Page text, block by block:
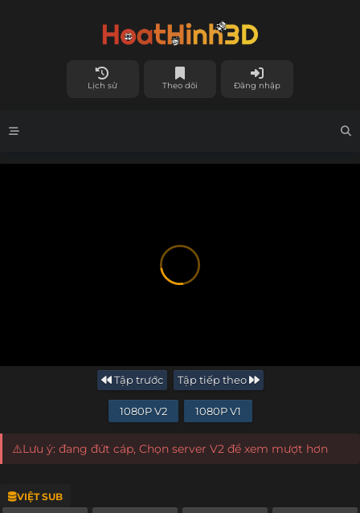
Lịch sử Theo dõi Đăng nhập
Tập trước Tập tiếp theo
1080P V2 1080P V1
⚠️Lưu ý: đang đứt cáp, Chọn server V2 để xem mượt hơn
VIỆT SUB